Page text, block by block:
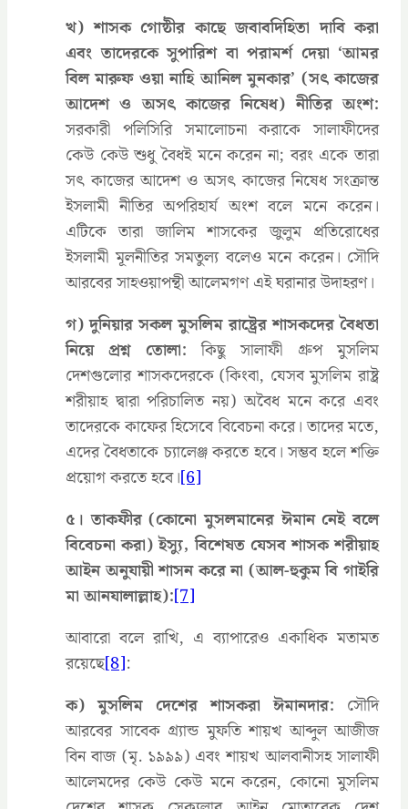
খ) শাসক গোষ্ঠীর কাছে জবাবদিহিতা দাবি করা
এবং তাদেরকে সুপারিশ বা পরামর্শ দেয়া ‘আমর
বিল মারুফ ওয়া নাহি আনিল মুনকার’ (সৎ কাজের
আদেশ ও অসৎ কাজের নিষেধ) নীতির অংশ:
সরকারী পলিসিরি সমালোচনা করাকে সালাফীদের
কেউ কেউ শুধু বৈধই মনে করেন না; বরং একে তারা
সৎ কাজের আদেশ ও অসৎ কাজের নিষেধ সংক্রান্ত
ইসলামী নীতির অপরিহার্য অংশ বলে মনে করেন।
এটিকে তারা জালিম শাসকের জুলুম প্রতিরোধের
ইসলামী মূলনীতির সমতুল্য বলেও মনে করেন। সৌদি
আরবের সাহওয়াপন্থী আলেমগণ এই ঘরানার উদাহরণ।
গ) দুনিয়ার সকল মুসলিম রাষ্ট্রের শাসকদের বৈধতা
নিয়ে প্রশ্ন তোলা: কিছু সালাফী গ্রুপ মুসলিম
দেশগুলোর শাসকদেরকে (কিংবা, যেসব মুসলিম রাষ্ট্র
শরীয়াহ দ্বারা পরিচালিত নয়) অবৈধ মনে করে এবং
তাদেরকে কাফের হিসেবে বিবেচনা করে। তাদের মতে,
এদের বৈধতাকে চ্যালেঞ্জ করতে হবে। সম্ভব হলে শক্তি
প্রয়োগ করতে হবে।[6]
৫। তাকফীর (কোনো মুসলমানের ঈমান নেই বলে
বিবেচনা করা) ইস্যু, বিশেষত যেসব শাসক শরীয়াহ
আইন অনুযায়ী শাসন করে না (আল-হুকুম বি গাইরি
মা আনযালাল্লাহ):[7]
আবারো বলে রাখি, এ ব্যাপারেও একাধিক মতামত
রয়েছে[8]:
ক) মুসলিম দেশের শাসকরা ঈমানদার: সৌদি
আরবের সাবেক গ্র্যান্ড মুফতি শায়খ আব্দুল আজীজ
বিন বাজ (মৃ. ১৯৯৯) এবং শায়খ আলবানীসহ সালাফী
আলেমদের কেউ কেউ মনে করেন, কোনো মুসলিম